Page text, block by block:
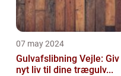
07 may 2024
Gulvafslibning Vejle: Giv
nyt liv til dine trægulv...